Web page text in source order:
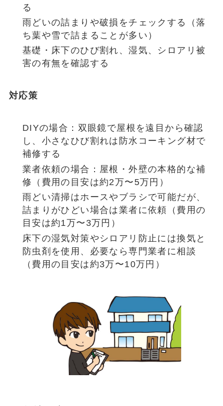
る
雨どいの詰まりや破損をチェックする（落
ち葉や雪で詰まることが多い）
基礎・床下のひび割れ、湿気、シロアリ被
害の有無を確認する
対応策
DIYの場合：双眼鏡で屋根を遠目から確認
し、小さなひび割れは防水コーキング材で
補修する
業者依頼の場合：屋根・外壁の本格的な補
修（費用の目安は約2万〜5万円）
雨どい清掃はホースやブラシで可能だが、
詰まりがひどい場合は業者に依頼（費用の
目安は約1万〜3万円）
床下の湿気対策やシロアリ防止には換気と
防虫剤を使用、必要なら専門業者に相談
（費用の目安は約3万〜10万円）